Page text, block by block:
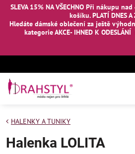
SLEVA 15% NA VŠECHNO Při nákupu
košíku. PLATÍ DNES A
Hledáte dámské oblečení za ještě
kategorie AKCE- IHNED K ODESLÁNÍ
HALENKY A TUNIKY
Halenka LOLITA